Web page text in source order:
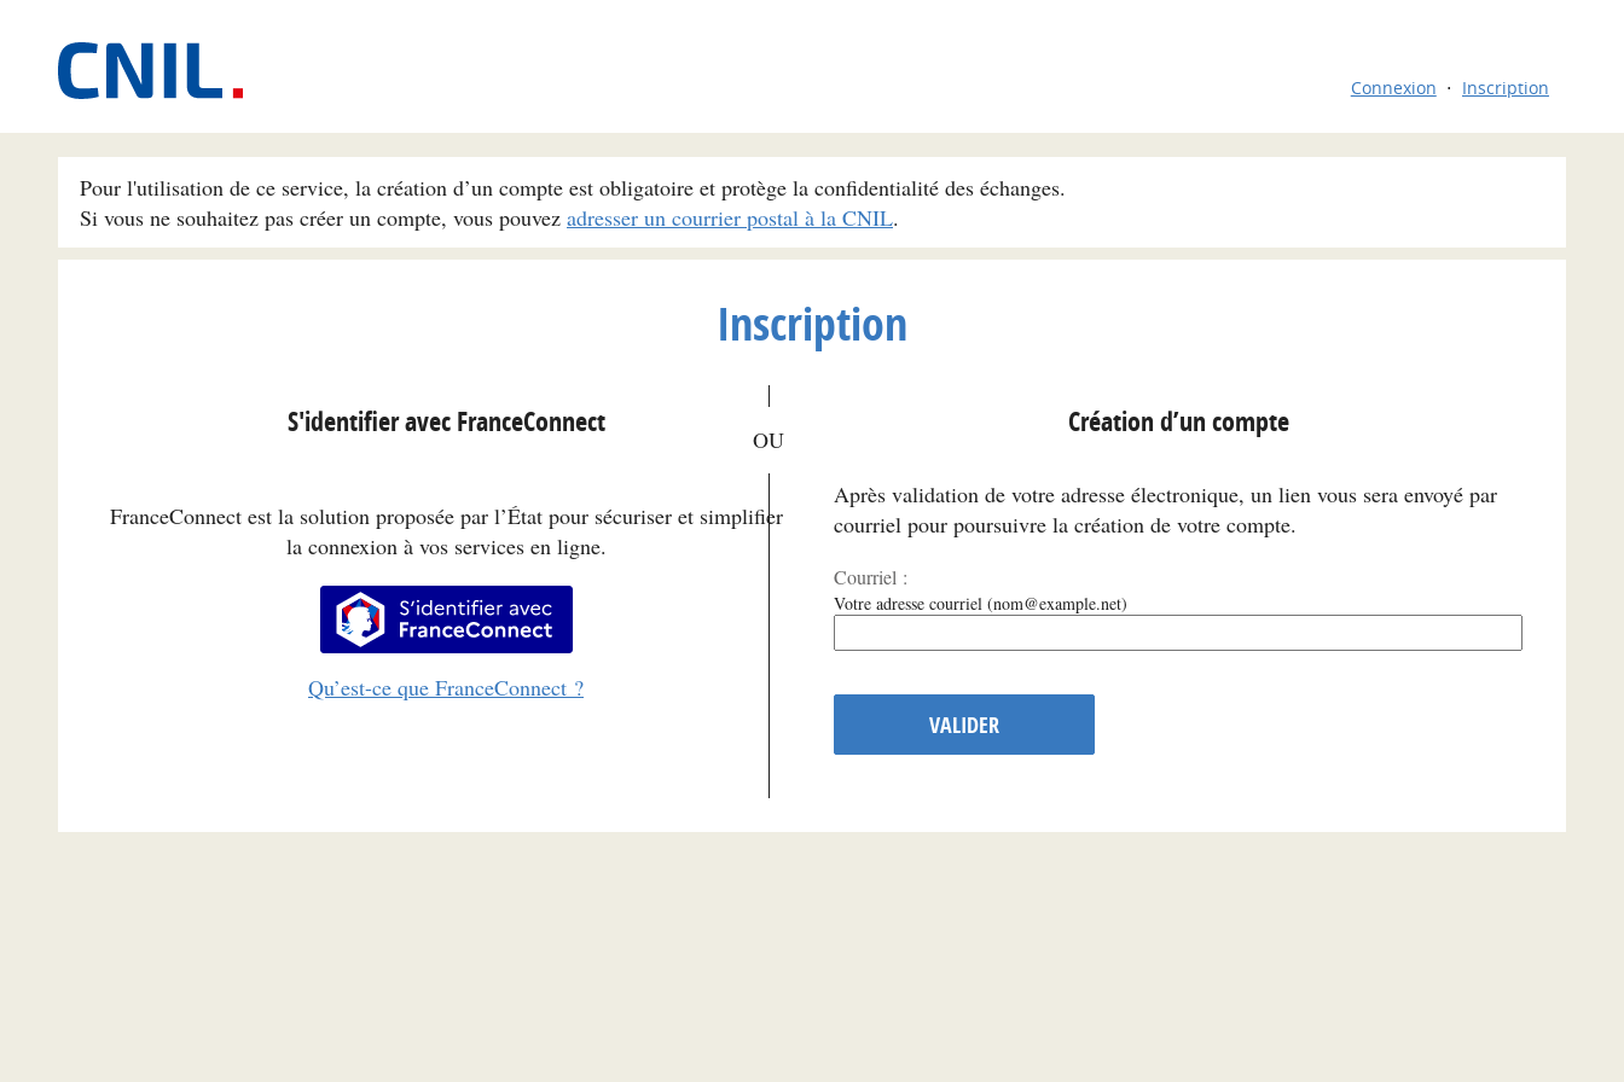
Connexion Inscription
Pour l'utilisation de ce service, la création d’un compte est obligatoire et protège la confidentialité des échanges.
Si vous ne souhaitez pas créer un compte, vous pouvez adresser un courrier postal à la CNIL.
Inscription
S'identifier avec FranceConnect
FranceConnect est la solution proposée par l’État pour sécuriser et simplifier
la connexion à vos services en ligne.
S’identifier avec FranceConnect
Qu’est-ce que FranceConnect ?
Création d’un compte
Après validation de votre adresse électronique, un lien vous sera envoyé par
courriel pour poursuivre la création de votre compte.
Courriel :
Votre adresse courriel (nom@example.net)
VALIDER